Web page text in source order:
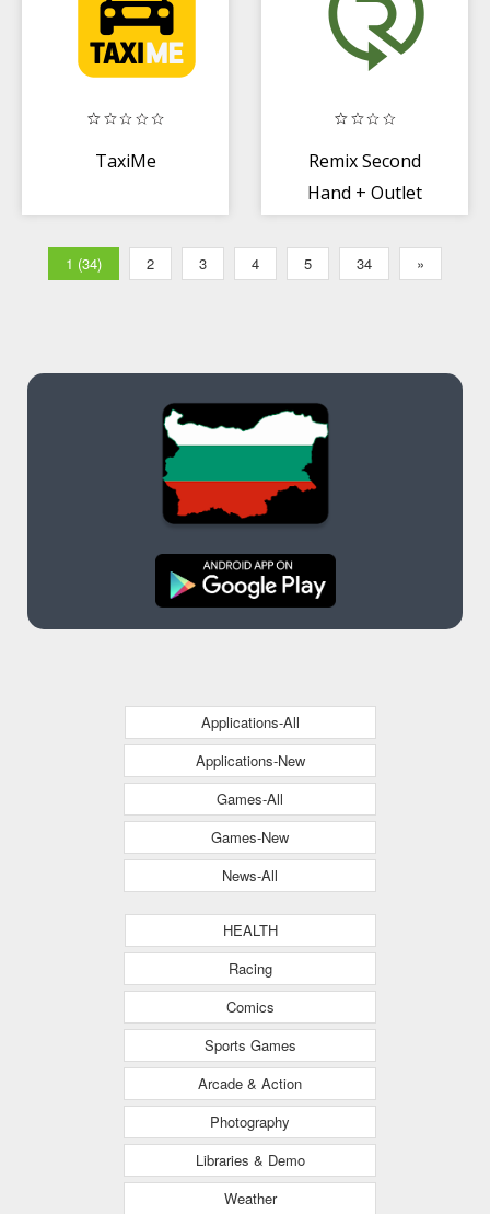
TaxiMe
Remix Second
Hand + Outlet
1 (34) 2 3 4 5 34 »
Applications-All
Applications-New
Games-All
Games-New
News-All
HEALTH
Racing
Comics
Sports Games
Arcade & Action
Photography
Libraries & Demo
Weather